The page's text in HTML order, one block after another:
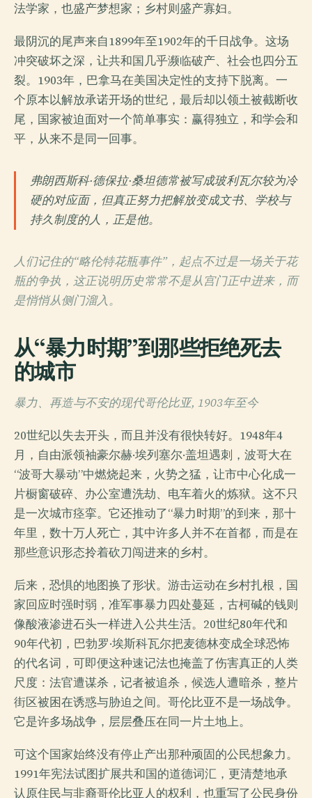
法学家，也盛产梦想家；乡村则盛产寡妇。
最阴沉的尾声来自1899年至1902年的千日战争。这场
冲突破坏之深，让共和国几乎濒临破产、社会也四分五
裂。1903年，巴拿马在美国决定性的支持下脱离。一
个原本以解放承诺开场的世纪，最后却以领土被截断收
尾，国家被迫面对一个简单事实：赢得独立，和学会和
平，从来不是同一回事。
弗朗西斯科·德保拉·桑坦德常被写成玻利瓦尔较为冷
硬的对应面，但真正努力把解放变成文书、学校与
持久制度的人，正是他。
人们记住的“略伦特花瓶事件”，起点不过是一场关于花
瓶的争执，这正说明历史常常不是从宫门正中进来，而
是悄悄从侧门溜入。
从“暴力时期”到那些拒绝死去
的城市
暴力、再造与不安的现代哥伦比亚, 1903年至今
20世纪以失去开头，而且并没有很快转好。1948年4
月，自由派领袖豪尔赫·埃列塞尔·盖坦遇刺，波哥大在
“波哥大暴动”中燃烧起来，火势之猛，让市中心化成一
片橱窗破碎、办公室遭洗劫、电车着火的炼狱。这不只
是一次城市痉挛。它还推动了“暴力时期”的到来，那十
年里，数十万人死亡，其中许多人并不在首都，而是在
那些意识形态拎着砍刀闯进来的乡村。
后来，恐惧的地图换了形状。游击运动在乡村扎根，国
家回应时强时弱，准军事暴力四处蔓延，古柯碱的钱则
像酸液渗进石头一样进入公共生活。20世纪80年代和
90年代初，巴勃罗·埃斯科瓦尔把麦德林变成全球恐怖
的代名词，可即便这种速记法也掩盖了伤害真正的人类
尺度：法官遭谋杀，记者被追杀，候选人遭暗杀，整片
街区被困在诱惑与胁迫之间。哥伦比亚不是一场战争。
它是许多场战争，层层叠压在同一片土地上。
可这个国家始终没有停止产出那种顽固的公民想象力。
1991年宪法试图扩展共和国的道德词汇，更清楚地承
认原住民与非裔哥伦比亚人的权利，也重写了公民身份